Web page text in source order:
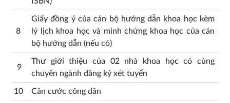
8
Giấy đồng ý của cán bộ hướng dẫn khoa học kèm
lý lịch khoa học và minh chứng khoa học của cán
bộ hướng dẫn (nếu có)
9
Thư giới thiệu của 02 nhà khoa học có cùng
chuyên ngành đăng ký xét tuyển
10 Căn cước công dân